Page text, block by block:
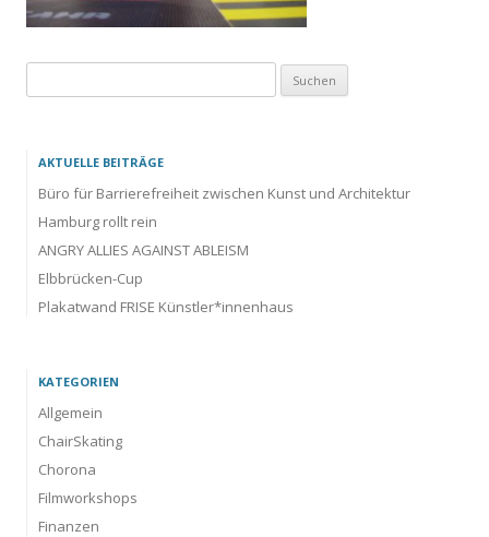
nach:
AKTUELLE BEITRÄGE
Büro für Barrierefreiheit zwischen Kunst und Architektur
Hamburg rollt rein
ANGRY ALLIES AGAINST ABLEISM
Elbbrücken-Cup
Plakatwand FRISE Künstler*innenhaus
KATEGORIEN
Allgemein
ChairSkating
Chorona
Filmworkshops
Finanzen